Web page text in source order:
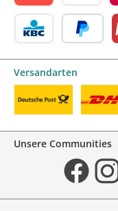
Satispay by mollieBancontact
Versandarten
Unsere Communities
Facebook